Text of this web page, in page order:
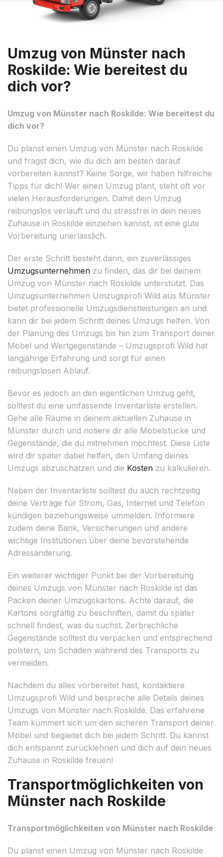
Umzug von Münster nach
Roskilde: Wie bereitest du
dich vor?
Umzug von Münster nach Roskilde: Wie bereitest du
dich vor?
Du planst einen Umzug von Münster nach Roskilde
und fragst dich, wie du dich am besten darauf
vorbereiten kannst? Keine Sorge, wir haben hilfreiche
Tipps für dich! Wer einen Umzug plant, steht oft vor
vielen Herausforderungen. Damit dein Umzug
reibungslos verläuft und du stressfrei in dein neues
Zuhause in Roskilde einziehen kannst, ist eine gute
Vorbereitung unerlässlich.
Der erste Schritt besteht darin, ein zuverlässiges
Umzugsunternehmen zu finden, das dir bei deinem
Umzug von Münster nach Roskilde unterstützt. Das
Umzugsunternehmen Umzugsprofi Wild aus Münster
bietet professionelle Umzugsdienstleistungen an und
kann dir bei jedem Schritt deines Umzugs helfen. Von
der Planung des Umzugs bis hin zum Transport deiner
Möbel und Wertgegenstände – Umzugsprofi Wild hat
langjährige Erfahrung und sorgt für einen
reibungslosen Ablauf.
Bevor es jedoch an den eigentlichen Umzug geht,
solltest du eine umfassende Inventarliste erstellen.
Gehe alle Räume in deinem aktuellen Zuhause in
Münster durch und notiere dir alle Möbelstücke und
Gegenstände, die du mitnehmen möchtest. Diese Liste
wird dir später dabei helfen, den Umfang deines
Umzugs abzuschätzen und die Kosten zu kalkulieren.
Neben der Inventarliste solltest du auch rechtzeitig
deine Verträge für Strom, Gas, Internet und Telefon
kündigen beziehungsweise ummelden. Informiere
zudem deine Bank, Versicherungen und andere
wichtige Institutionen über deine bevorstehende
Adressänderung.
Ein weiterer wichtiger Punkt bei der Vorbereitung
deines Umzugs von Münster nach Roskilde ist das
Packen deiner Umzugskartons. Achte darauf, die
Kartons sorgfältig zu beschriften, damit du später
schnell findest, was du suchst. Zerbrechliche
Gegenstände solltest du verpacken und entsprechend
polstern, um Schäden während des Transports zu
vermeiden.
Nachdem du alles vorbereitet hast, kontaktiere
Umzugsprofi Wild und bespreche alle Details deines
Umzugs von Münster nach Roskilde. Das erfahrene
Team kümmert sich um den sicheren Transport deiner
Möbel und begleitet dich bei jedem Schritt. Du kannst
dich entspannt zurücklehnen und dich auf dein neues
Zuhause in Roskilde freuen!
Transportmöglichkeiten von
Münster nach Roskilde
Transportmöglichkeiten von Münster nach Roskilde
Du planst einen Umzug von Münster nach Roskilde